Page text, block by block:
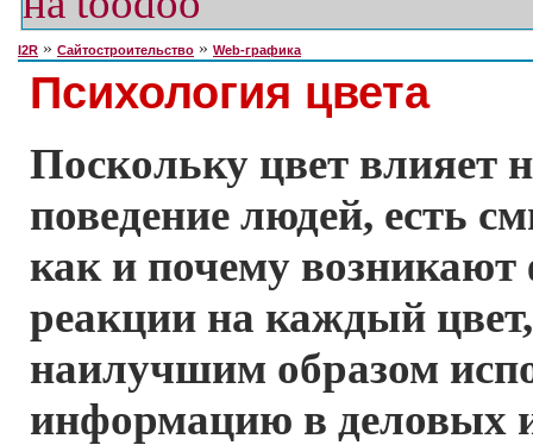
I2R » Сайтостроительство » Web-графика
Психология цвета
Поскольку цвет влияет
поведение людей, есть
как и почему возникают
реакции на каждый
наилучшим образом
информацию в деловых